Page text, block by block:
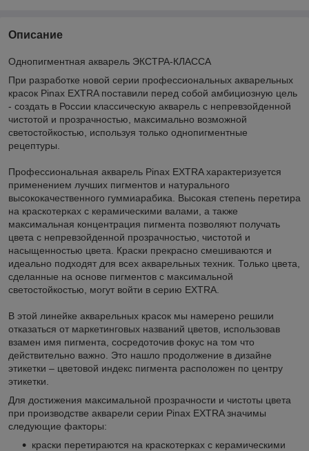
Описание
Однопигментная акварель ЭКСТРА-КЛАССА
При разработке новой серии профессиональных акварельных
красок Pinax EXTRA поставили перед собой амбициозную цель
- создать в России классическую акварель с непревзойденной
чистотой и прозрачностью, максимально возможной
светостойкостью, используя только однопигментные
рецептуры.
Профессиональная акварель Pinax EXTRA характеризуется
применением лучших пигментов и натурального
высококачественного гуммиарабика. Высокая степень перетира
на краскотерках с керамическими валами, а также
максимальная концентрация пигмента позволяют получать
цвета с непревзойденной прозрачностью, чистотой и
насыщенностью цвета. Краски прекрасно смешиваются и
идеально подходят для всех акварельных техник. Только цвета,
сделанные на основе пигментов с максимальной
светостойкостью, могут войти в серию EXTRA.
В этой линейке акварельных красок мы намерено решили
отказаться от маркетинговых названий цветов, использовав
взамен имя пигмента, сосредоточив фокус на том что
действительно важно. Это нашло продолжение в дизайне
этикетки – цветовой индекс пигмента расположен по центру
этикетки.
Для достижения максимальной прозрачности и чистоты цвета
при производстве акварели серии Pinax EXTRA значимы
следующие факторы:
краски перетираются на краскотерках с керамическими